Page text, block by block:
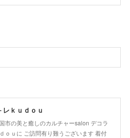
レｋｕｄｏｕ
市の美と癒しのカルチャーsalon デコラ
ｏｕに ご訪問有り難うございます 着付